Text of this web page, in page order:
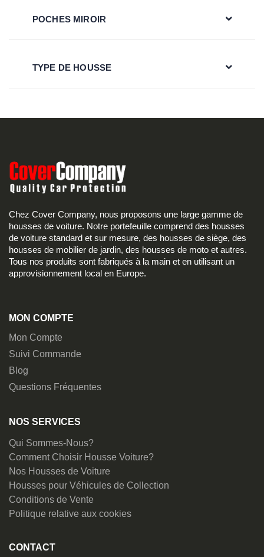
POCHES MIROIR
TYPE DE HOUSSE
Chez Cover Company, nous proposons une large gamme de
housses de voiture. Notre portefeuille comprend des housses
de voiture standard et sur mesure, des housses de siège, des
housses de mobilier de jardin, des housses de moto et autres.
Tous nos produits sont fabriqués à la main et en utilisant un
approvisionnement local en Europe.
MON COMPTE
Mon Compte
Suivi Commande
Blog
Questions Fréquentes
NOS SERVICES
Qui Sommes-Nous?
Comment Choisir Housse Voiture?
Nos Housses de Voiture
Housses pour Véhicules de Collection
Conditions de Vente
Politique relative aux cookies
CONTACT